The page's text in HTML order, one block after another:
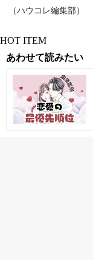
（ハウコレ編集部）
HOT ITEM
あわせて読みたい